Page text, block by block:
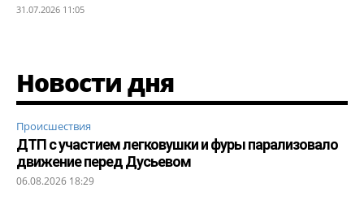
31.07.2026 11:05
Новости дня
Происшествия
ДТП с участием легковушки и фуры парализовало
движение перед Дусьевом
06.08.2026 18:29